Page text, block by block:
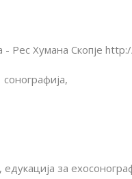
Рес Хумана Скопје
за